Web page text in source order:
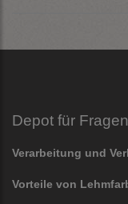
Depot für
Verarbeitung und
Vorteile von